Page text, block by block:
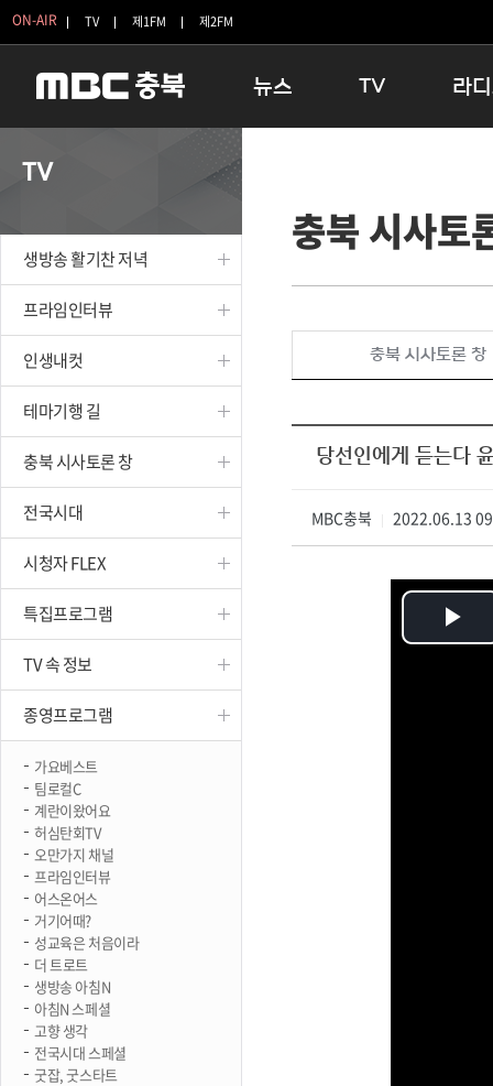
ON-AIR TV 제1FM 제2FM
뉴스
보은
옥천
TV
인생내컷
테마기행 길
시청자 FLEX
특집프로그램
종영프로그램
라
16:00
우리 고
TV
생방송 활기찬 저녁
프라임인터뷰
인생내컷
테마기행 길
충북 시사토론 창
전국시대
시청자 FLEX
특집프로그램
TV 속 정보
종영프로그램
가요베스트
팀로컬C
계란이왔어요
허심탄회TV
오만가지 채널
프라임인터뷰
어스온어스
거기어때?
성교육은 처음이라
더 트로트
생방송 아침N
아침N 스페셜
고향 생각
전국시대 스페셜
굿잡, 굿스타트
충북 시사토
충북 시사토론 창
당선인에게 듣는다
MBC충북 2022.06.13